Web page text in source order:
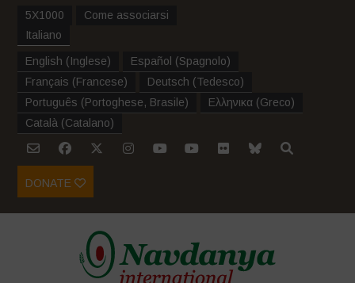
5X1000
Come associarsi
Italiano
English (Inglese) Español (Spagnolo)
Français (Francese) Deutsch (Tedesco)
Português (Portoghese, Brasile) Ελληνικα (Greco)
Català (Catalano)
DONATE